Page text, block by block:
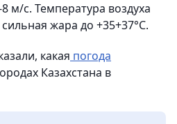
м/с. Температура воздуха
жара до +35+37°C.
какая погода
Казахстана в